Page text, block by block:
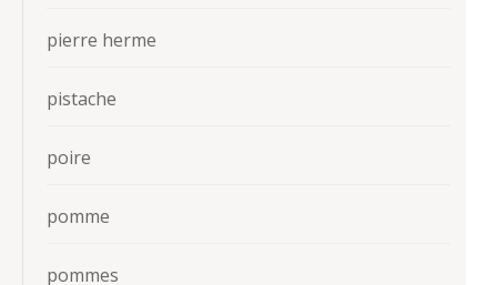
pierre herme
pistache
poire
pomme
pommes